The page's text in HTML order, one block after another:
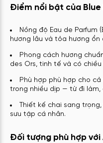
Điểm nổi bật của Blue
Nồng độ Eau de Parfum
hương lâu và tỏa hương ổn
Phong cách hương
des Ors, tinh tế và có chiều
Phù hợp phù hợp cho
trong nhiều dịp — từ đi
Thiết kế chai sang
sưu tập cá nhân.
Đối tượng phù hợp với